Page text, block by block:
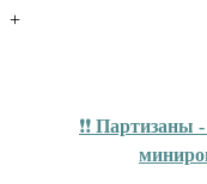
+
❗❗ Партизаны -